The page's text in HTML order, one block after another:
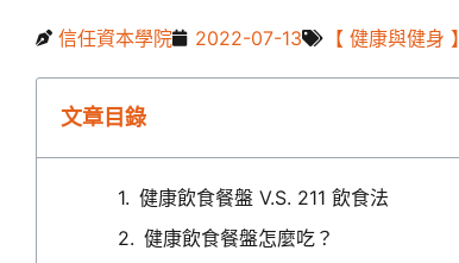
信任資本學院 2022-07-13 【 健康與健身 】
文章目錄
健康飲食餐盤 V.S. 211 飲食法
健康飲食餐盤怎麼吃？